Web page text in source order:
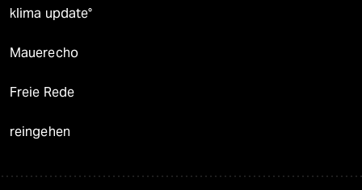
klima update°
Mauerecho
Freie Rede
reingehen